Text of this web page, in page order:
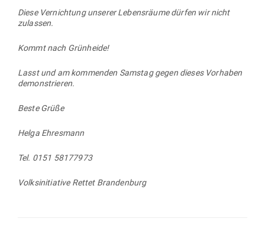
Diese Ver­nichtung unserer Lebens­räume dürfen wir nicht
zulassen.
Kommt nach Grünheide!
Lasst und am kom­menden Samstag gegen dieses Vor­haben
demonstrieren.
Beste Grüße
Helga Ehresmann
Tel. 0151 58177973
Volks­in­itiative Rettet Brandenburg